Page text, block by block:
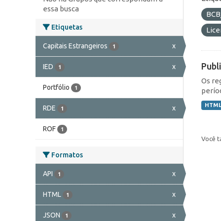
essa busca
Etiquetas
Capitais Estrangeiros 1 x
IED 1 x
Portfólio 1
RDE 1 x
ROF 1
Formatos
API 1 x
HTML 1 x
JSON 1 x
Os
Você